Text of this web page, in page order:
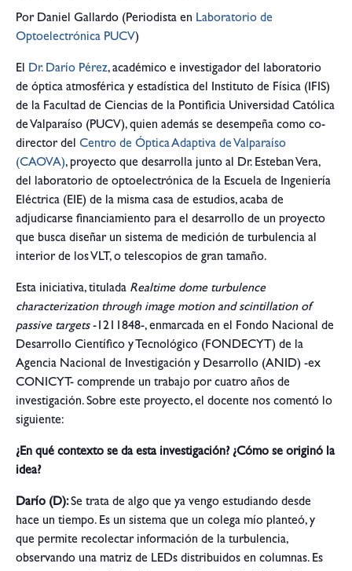
Por Daniel Gallardo (Periodista en Laboratorio de
Optoelectrónica PUCV)
El Dr. Darío Pérez, académico e investigador del laboratorio
de óptica atmosférica y estadística del Instituto de Física (IFIS)
de la Facultad de Ciencias de la Pontificia Universidad Católica
de Valparaíso (PUCV), quien además se desempeña como co-
director del Centro de Óptica Adaptiva de Valparaíso
(CAOVA), proyecto que desarrolla junto al Dr. Esteban Vera,
del laboratorio de optoelectrónica de la Escuela de Ingeniería
Eléctrica (EIE) de la misma casa de estudios, acaba de
adjudicarse financiamiento para el desarrollo de un proyecto
que busca diseñar un sistema de medición de turbulencia al
interior de los VLT, o telescopios de gran tamaño.
Esta iniciativa, titulada Realtime dome turbulence
characterization through image motion and scintillation of
passive targets-1211848-, enmarcada en el Fondo Nacional de
Desarrollo Científico y Tecnológico (FONDECYT) de la
Agencia Nacional de Investigación y Desarrollo (ANID) -ex
CONICYT- comprende un trabajo por cuatro años de
investigación. Sobre este proyecto, el docente nos comentó lo
siguiente:
¿En qué contexto se da esta investigación? ¿Cómo se originó la
idea?
Darío (D):Se trata de algo que ya vengo estudiando desde
hace un tiempo. Es un sistema que un colega mío planteó, y
que permite recolectar información de la turbulencia,
observando una matriz de LEDs distribuidos en columnas. Es